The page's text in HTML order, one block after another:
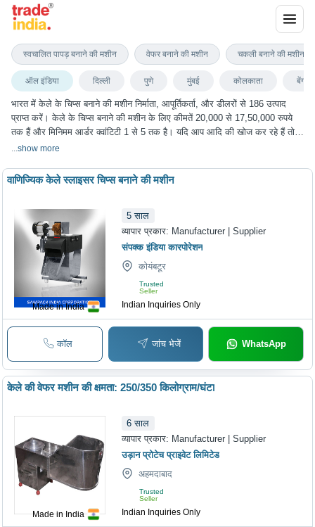
भारत में केले के चिप्स बनाने की मशीन निर्माता, आपूर्तिकर्ता, और डीलरों से 186 उत्पाद
प्राप्त करें। केले के चिप्स बनाने की मशीन के लिए कीमतें 20,000 से 17,50,000 रुपये
तक हैं और मिनिमम आर्डर क्वांटिटी 1 से 5 तक है। यदि आप आदि की खोज कर रहे हैं तो
आप ट्रेडइंडिया पर केले के चिप्स बनाने की मशीन के सबसे अच्छा विकल्प चुन सकते हैं। हम
मुंबई, कोलकाता, बेंगलुरु और कई अन्य शहर शामिल हैं।
...show more
ऑल इंडिया दिल्ली पुणे मुंबई कोलकाता बेंगलुरु
Made in India
वाणिज्यिक केले स्लाइसर चिप्स बनाने की मशीन
5 साल
व्यापार प्रकार: Manufacturer | Supplier
संपक्क इंडिया कारपोरेशन
कोयंबटूर
Trusted
Seller
Indian Inquiries Only
कॉल जांच भेजें WhatsApp
Made in India
केले की वेफर मशीन की क्षमता: 250/350 किलोग्राम/घंटा
6 साल
व्यापार प्रकार: Manufacturer | Supplier
उड़ान प्रोटेच प्राइवेट लिमिटेड
अहमदाबाद
Trusted
Seller
Indian Inquiries Only
स्वचालित पापड़ बनाने की मशीन वेफर बनाने की मशीन चकली बनाने की मशीन